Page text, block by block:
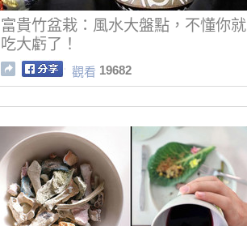
富貴竹盆栽：風水大盤點，不懂你就
吃大虧了！
觀看 19682